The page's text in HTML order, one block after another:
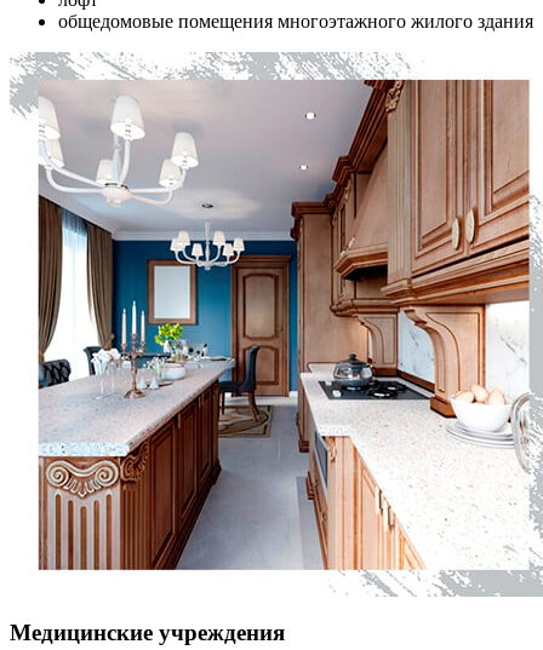
общедомовые помещения многоэтажного жилого здания
Медицинские учреждения